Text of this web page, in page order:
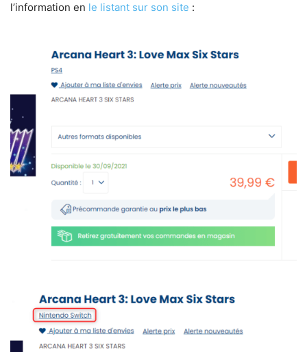
l’information en le listant sur son site :